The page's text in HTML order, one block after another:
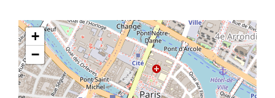
+
−